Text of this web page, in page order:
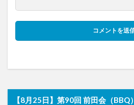
【8月25日】第90回 前田会（BBQ）